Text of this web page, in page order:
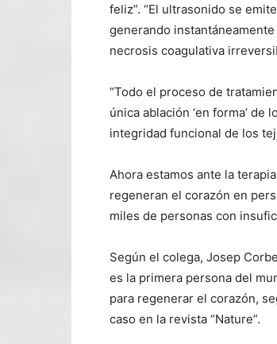
feliz”. “El ultrasonido se
generando
necrosis coagulativa
“Todo el proceso de
única ablación ‘en forma’
integridad funcional de los
Ahora estamos ante la
regeneran el corazón en
miles de personas con
Según el colega, Josep
es la primera persona del
para regenerar el corazón,
caso en la revista “Nature”.